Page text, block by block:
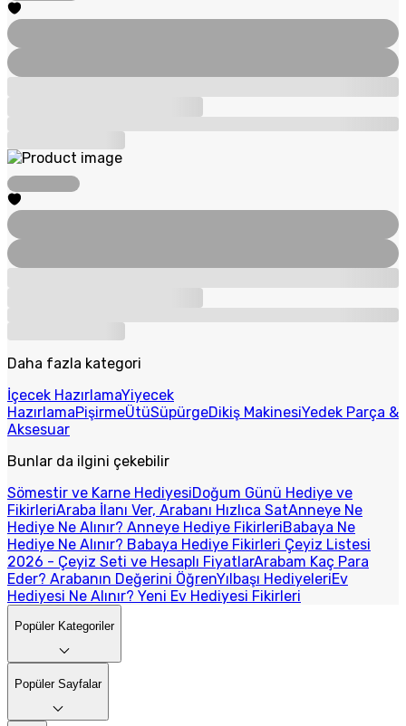
Daha fazla kategori
İçecek HazırlamaYiyecek
HazırlamaPişirmeÜtüSüpürgeDikiş MakinesiYedek Parça &
Aksesuar
Bunlar da ilgini çekebilir
Sömestir ve Karne HediyesiDoğum Günü Hediye ve
FikirleriAraba İlanı Ver, Arabanı Hızlıca SatAnneye Ne
Hediye Ne Alınır? Anneye Hediye FikirleriBabaya Ne
Hediye Ne Alınır? Babaya Hediye Fikirleri Çeyiz Listesi
2026 - Çeyiz Seti ve Hesaplı FiyatlarArabam Kaç Para
Eder? Arabanın Değerini ÖğrenYılbaşı HediyeleriEv
Hediyesi Ne Alınır? Yeni Ev Hediyesi Fikirleri
Popüler Kategoriler
Popüler Sayfalar